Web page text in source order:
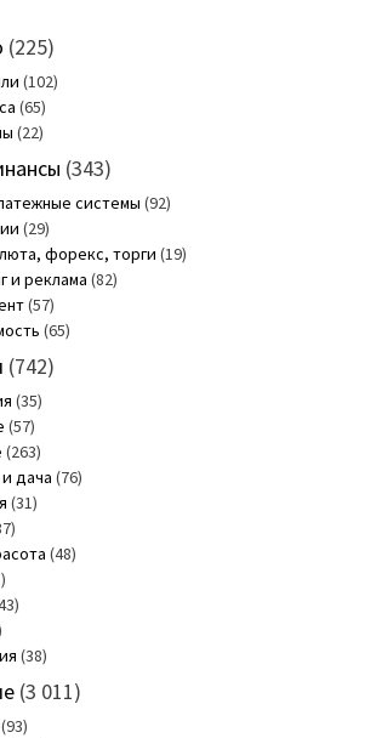
(225)
(102)
(65)
(22)
(343)
системы (92)
(29)
форекс, торги (19)
и реклама (82)
(57)
(65)
(742)
(35)
(57)
(263)
дача (76)
(31)
(48)
(38)
(3 011)
(93)